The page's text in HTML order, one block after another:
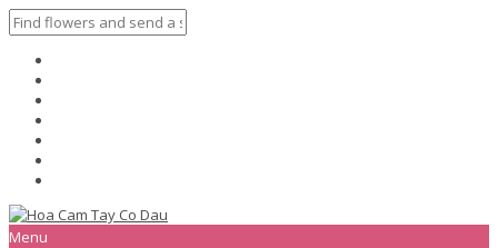
Menu